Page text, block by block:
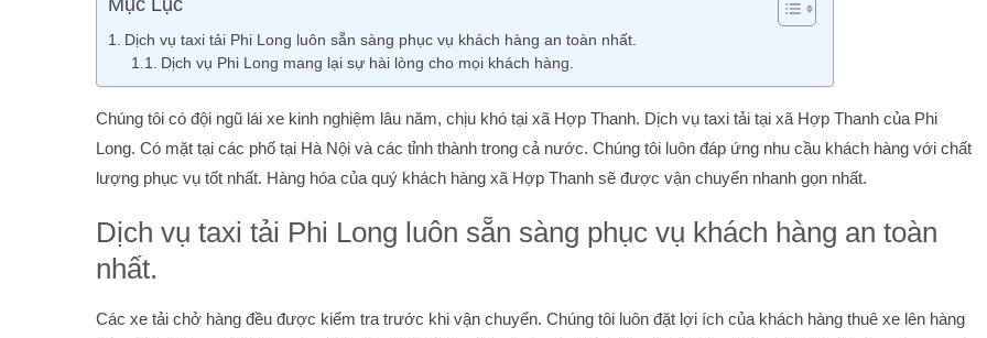
Mục Lục
Dịch vụ taxi tải Phi Long luôn sẵn sàng phục vụ khách hàng an toàn nhất.
Dịch vụ Phi Long mang lại sự hài lòng cho mọi khách hàng.
Chúng tôi có đội ngũ lái xe kinh nghiệm lâu năm, chịu khó tại xã Hợp Thanh. Dịch vụ taxi tải tại xã Hợp Thanh của Phi
Long. Có mặt tại các phố tại Hà Nội và các tỉnh thành trong cả nước. Chúng tôi luôn đáp ứng nhu cầu khách hàng với chất
lượng phục vụ tốt nhất. Hàng hóa của quý khách hàng xã Hợp Thanh sẽ được vận chuyển nhanh gọn nhất.
Dịch vụ taxi tải Phi Long luôn sẵn sàng phục vụ khách hàng an toàn
nhất.
Các xe tải chở hàng đều được kiểm tra trước khi vận chuyển. Chúng tôi luôn đặt lợi ích của khách hàng thuê xe lên hàng